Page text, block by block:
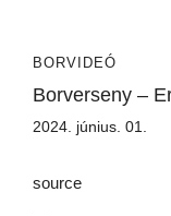
BORVIDEÓ
Borverseny –
2024. június. 01.
source